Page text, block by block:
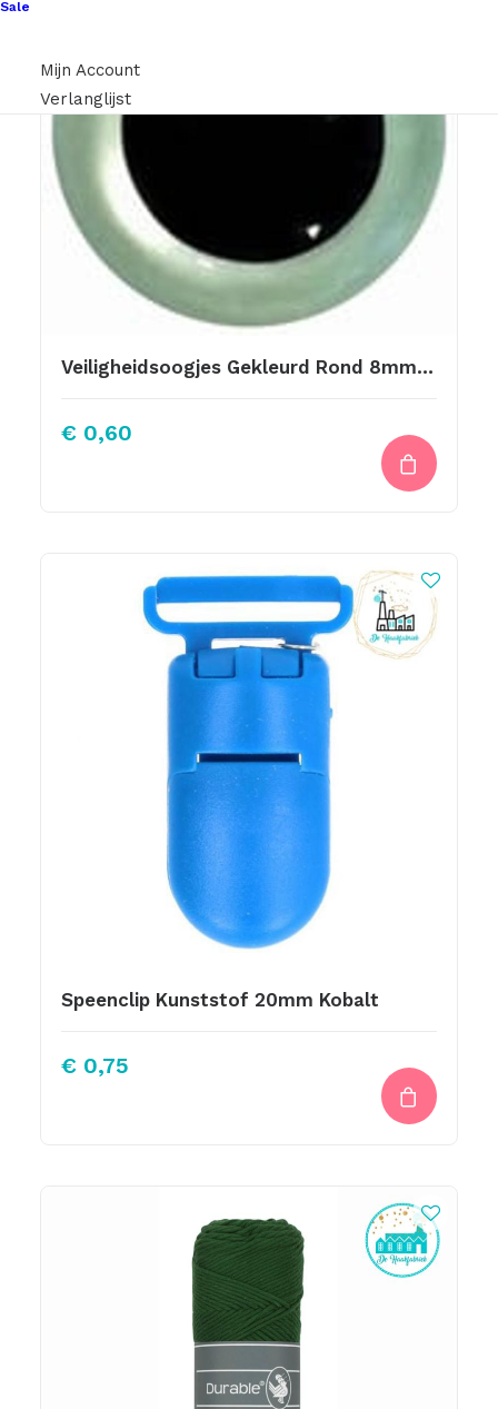
Sale
Mijn Account
Verlanglijst
Veiligheidsoogjes Gekleurd Rond 8mm Grijs Groen
€ 0,60
Speenclip Kunststof 20mm Kobalt
€ 0,75